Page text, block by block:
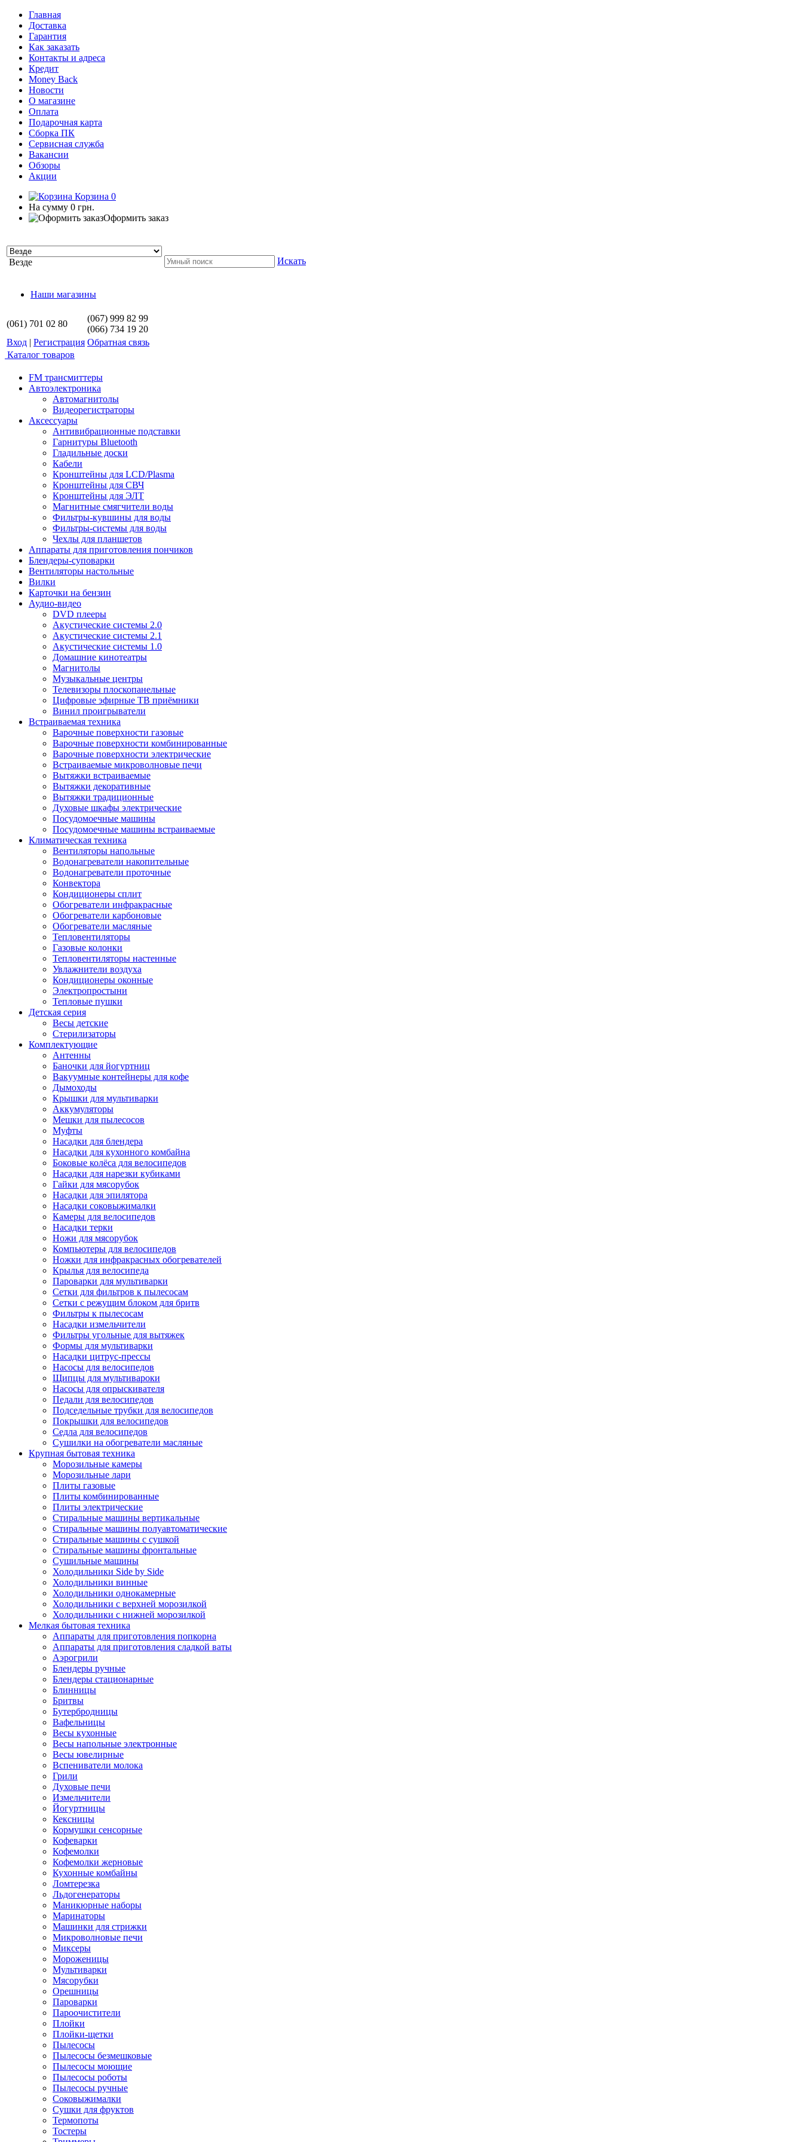
Главная
Доставка
Гарантия
Как заказать
Контакты и адреса
Кредит
Money Back
Новости
О магазине
Оплата
Подарочная карта
Сборка ПК
Сервисная служба
Вакансии
Обзоры
Акции
Корзина 0
На сумму 0 грн.
Оформить заказ
Везде Искать
Наши магазины
(061) 701 02 80
(067) 999 82 99
(066) 734 19 20
Вход | Регистрация Обратная связь
Каталог товаров
FM трансмиттеры
Автоэлектроника
Автомагнитолы
Видеорегистраторы
Аксессуары
Антивибрационные подставки
Гарнитуры Bluetooth
Гладильные доски
Кабели
Кронштейны для LCD/Plasma
Кронштейны для СВЧ
Кронштейны для ЭЛТ
Магнитные смягчители воды
Фильтры-кувшины для воды
Фильтры-системы для воды
Чехлы для планшетов
Аппараты для приготовления пончиков
Блендеры-суповарки
Вентиляторы настольные
Вилки
Карточки на бензин
Аудио-видео
DVD плееры
Акустические системы 2.0
Акустические системы 2.1
Акустические системы 1.0
Домашние кинотеатры
Магнитолы
Музыкальные центры
Телевизоры плоскопанельные
Цифровые эфирные ТВ приёмники
Винил проигрыватели
Встраиваемая техника
Варочные поверхности газовые
Варочные поверхности комбинированные
Варочные поверхности электрические
Встраиваемые микроволновые печи
Вытяжки встраиваемые
Вытяжки декоративные
Вытяжки традиционные
Духовые шкафы электрические
Посудомоечные машины
Посудомоечные машины встраиваемые
Климатическая техника
Вентиляторы напольные
Водонагреватели накопительные
Водонагреватели проточные
Конвектора
Кондиционеры сплит
Обогреватели инфракрасные
Обогреватели карбоновые
Обогреватели масляные
Тепловентиляторы
Газовые колонки
Тепловентиляторы настенные
Увлажнители воздуха
Кондиционеры оконные
Электропростыни
Тепловые пушки
Детская серия
Весы детские
Стерилизаторы
Комплектующие
Антенны
Баночки для йогуртниц
Вакуумные контейнеры для кофе
Дымоходы
Крышки для мультиварки
Аккумуляторы
Мешки для пылесосов
Муфты
Насадки для блендера
Насадки для кухонного комбайна
Боковые колёса для велосипедов
Насадки для нарезки кубиками
Гайки для мясорубок
Насадки для эпилятора
Насадки соковыжималки
Камеры для велосипедов
Насадки терки
Ножи для мясорубок
Компьютеры для велосипедов
Ножки для инфракрасных обогревателей
Крылья для велосипеда
Пароварки для мультиварки
Сетки для фильтров к пылесосам
Сетки с режущим блоком для бритв
Фильтры к пылесосам
Насадки измельчители
Фильтры угольные для вытяжек
Формы для мультиварки
Насадки цитрус-прессы
Насосы для велосипедов
Щипцы для мультивароки
Насосы для опрыскивателя
Педали для велосипедов
Подседельные трубки для велосипедов
Покрышки для велосипедов
Седла для велосипедов
Сушилки на обогреватели масляные
Крупная бытовая техника
Морозильные камеры
Морозильные лари
Плиты газовые
Плиты комбинированные
Плиты электрические
Стиральные машины вертикальные
Стиральные машины полуавтоматические
Стиральные машины с сушкой
Стиральные машины фронтальные
Сушильные машины
Холодильники Side by Side
Холодильники винные
Холодильники однокамерные
Холодильники с верхней морозилкой
Холодильники с нижней морозилкой
Мелкая бытовая техника
Аппараты для приготовления попкорна
Аппараты для приготовления сладкой ваты
Аэрогрили
Блендеры ручные
Блендеры стационарные
Блинницы
Бритвы
Бутербродницы
Вафельницы
Весы кухонные
Весы напольные электронные
Весы ювелирные
Вспениватели молока
Грили
Духовые печи
Измельчители
Йогуртницы
Кексницы
Кормушки сенсорные
Кофеварки
Кофемолки
Кофемолки жерновые
Кухонные комбайны
Ломтерезка
Льдогенераторы
Маникюрные наборы
Маринаторы
Машинки для стрижки
Микроволновые печи
Миксеры
Мороженицы
Мультиварки
Мясорубки
Орешницы
Пароварки
Пароочистители
Плойки
Плойки-щетки
Пылесосы
Пылесосы безмешковые
Пылесосы моющие
Пылесосы роботы
Пылесосы ручные
Соковыжималки
Сушки для фруктов
Термопоты
Тостеры